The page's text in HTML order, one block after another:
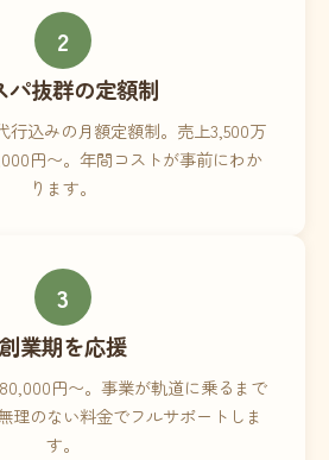
2
パ抜群の定額制
行込みの月額定額制。売上3,500万
円〜。年間コストが事前にわか
ります。
3
創業期を応援
円〜。事業が軌道に乗るまで
理のない料金でフルサポートしま
す。